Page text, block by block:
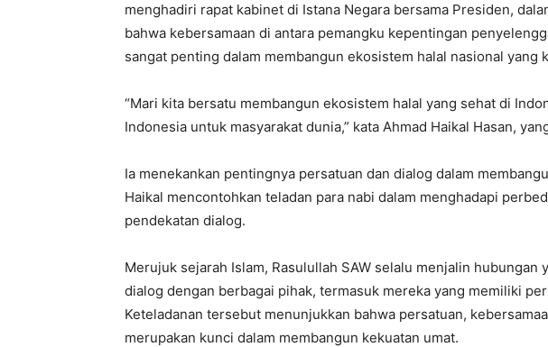
menghadiri rapat kabinet di Istana Negara bersama Presiden,
bahwa kebersamaan di antara pemangku kepentingan
sangat penting dalam membangun ekosistem halal nasional yang
“Mari kita bersatu membangun ekosistem halal yang sehat di
Indonesia untuk masyarakat dunia,” kata Ahmad Haikal Hasan,
Ia menekankan pentingnya persatuan dan dialog dalam
Haikal mencontohkan teladan para nabi dalam menghadapi
pendekatan dialog.
Merujuk sejarah Islam, Rasulullah SAW selalu menjalin hubungan
dialog dengan berbagai pihak, termasuk mereka yang memiliki
Keteladanan tersebut menunjukkan bahwa persatuan,
merupakan kunci dalam membangun kekuatan umat.